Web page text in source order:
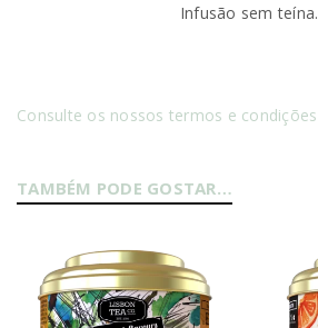
Infusão sem teína.
Consulte os nossos termos e condições
TAMBÉM PODE GOSTAR…